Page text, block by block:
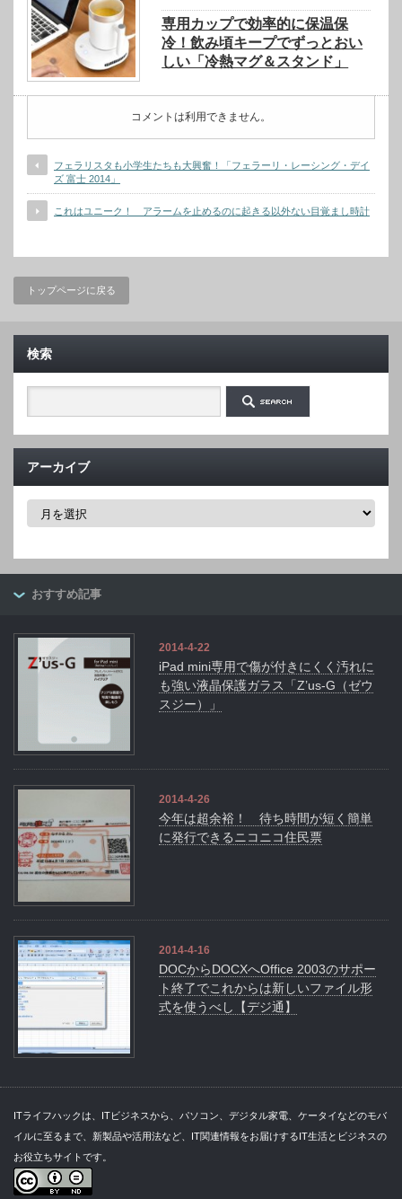
専用カップで効率的に保温保
冷！飲み頃キープでずっとおい
しい「冷熱マグ＆スタンド」
コメントは利用できません。
フェラリスタも小学生たちも大興奮！「フェラーリ・レーシング・デイ
ズ 富士 2014」
これはユニーク！ アラームを止めるのに起きる以外ない目覚まし時計
トップページに戻る
検索
アーカイブ
ブ
おすすめ記事
2014-4-22
iPad mini専用で傷が付きにくく汚れに
も強い液晶保護ガラス「Z’us-G（ゼウ
スジー）」
2014-4-26
今年は超余裕！ 待ち時間が短く簡単
に発行できるニコニコ住民票
2014-4-16
DOCからDOCXへOffice 2003のサポー
ト終了でこれからは新しいファイル形
式を使うべし【デジ通】
ITライフハックは、ITビジネスから、パソコン、デジタル家電、ケータイなどのモバ
イルに至るまで、新製品や活用法など、IT関連情報をお届けするIT生活とビジネスの
お役立ちサイトです。